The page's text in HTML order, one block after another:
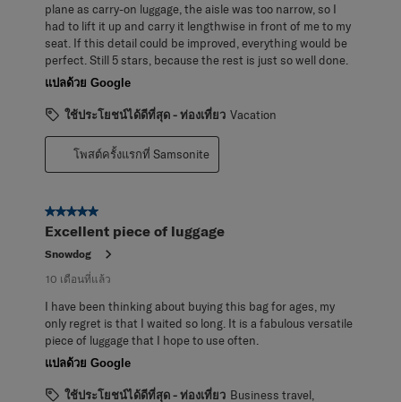
plane as carry-on luggage, the aisle was too narrow, so I
had to lift it up and carry it lengthwise in front of me to my
seat. If this detail could be improved, everything would be
perfect. Still 5 stars, because the rest is just so well done.
แปลด้วย Google
ใช้ประโยชน์ได้ดีที่สุด - ท่องเที่ยว Vacation
โพสต์ครั้งแรกที่ Samsonite
5 จาก 5 ดาว
Excellent piece of luggage
Snowdog
10 เดือนที่แล้ว
I have been thinking about buying this bag for ages, my
only regret is that I waited so long. It is a fabulous versatile
piece of luggage that I hope to use often.
แปลด้วย Google
ใช้ประโยชน์ได้ดีที่สุด - ท่องเที่ยว Business travel,